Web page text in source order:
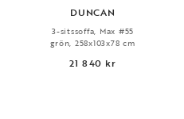
DUNCAN
3-sitssoffa, Max #55
grön, 258x103x78 cm
21 840 kr